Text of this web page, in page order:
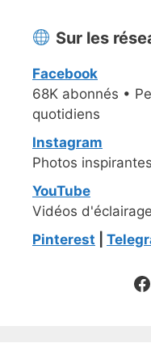
Sur les
Facebook
68K abonnés •
quotidiens
Instagram
Photos
YouTube
Vidéos
Pinterest